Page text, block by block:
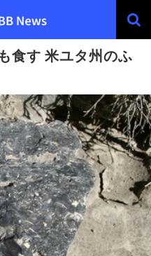
食す 米ユタ州のふ